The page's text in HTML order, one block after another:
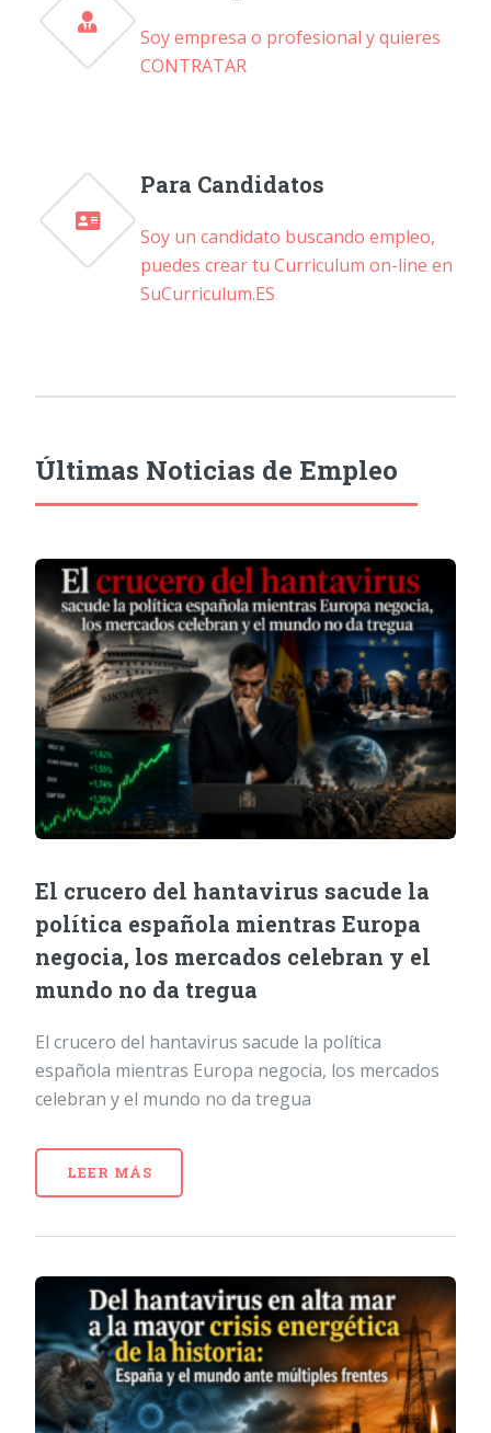
Soy empresa o profesional y quieres
CONTRATAR
Para Candidatos
Soy un candidato buscando empleo,
puedes crear tu Curriculum on-line en
SuCurriculum.ES
Últimas Noticias de Empleo
El crucero del hantavirus sacude la
política española mientras Europa
negocia, los mercados celebran y el
mundo no da tregua
El crucero del hantavirus sacude la política
española mientras Europa negocia, los mercados
celebran y el mundo no da tregua
LEER MÁS